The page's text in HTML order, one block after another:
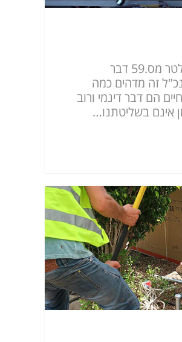
ניוזלטר מס.59 דבר
זה מדהים כמה
הם דבר דינמי ורוב
אינם בשליטתנו…